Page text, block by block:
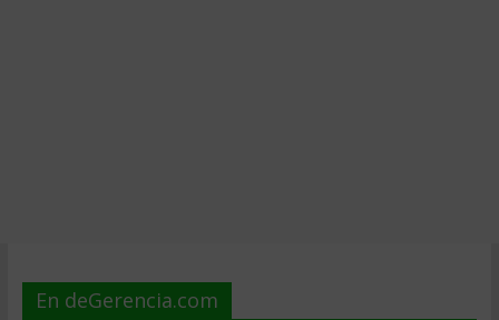
En deGerencia.com